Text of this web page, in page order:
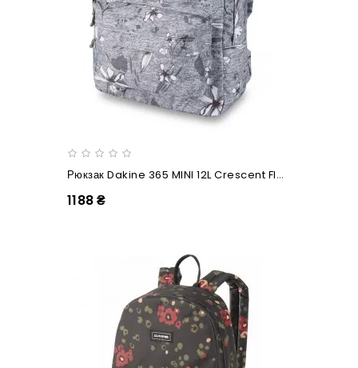
Рюкзак Dakine 365 MINI 12L Crescent Floral
1188 ₴